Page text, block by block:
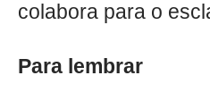
colabora para o
Para lembrar